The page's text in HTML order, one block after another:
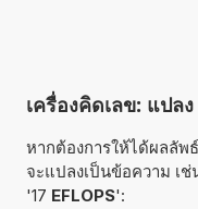
เครื่องคิดเลข: แปล
หากต้องการให้ได้ผลลัพ
จะแปลงเป็นข้อความ เช่
'17 EFLOPS':